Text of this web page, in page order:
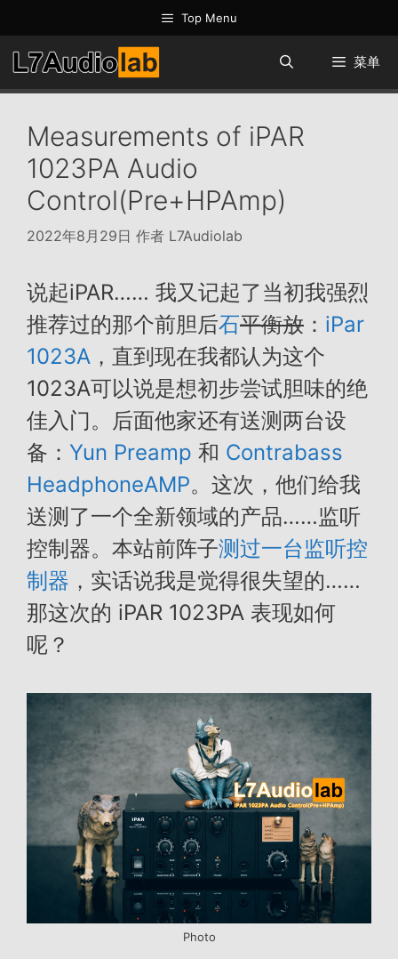
至
内
容
Top Menu
菜单
Measurements of iPAR
1023PA Audio
Control(Pre+HPAmp)
2022年8月29日 作者 L7Audiolab
说起iPAR…… 我又记起了当初我强烈
推荐过的那个前胆后石平衡放 ： iPar
1023A ，直到现在我都认为这个
1023A可以说是想初步尝试胆味的绝
佳入门。后面他家还有送测两台设
备： Yun Preamp 和 Contrabass
HeadphoneAMP。这次，他们给我
送测了一个全新领域的产品……监听
控制器。本站前阵子测过一台监听控
制器 ，实话说我是觉得很失望的……
那这次的 iPAR 1023PA 表现如何
呢？
Photo